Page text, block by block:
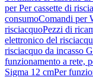
per Per cassette di
consumoComandi per
risciacquoPezzi di
elettronico del
risciacquo da incasso
funzionamento a rete,
Sigma 12 cmPer